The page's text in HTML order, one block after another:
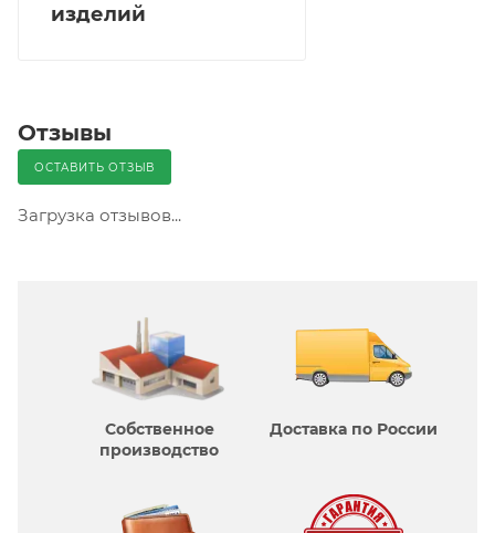
изделий
Отзывы
ОСТАВИТЬ ОТЗЫВ
Загрузка отзывов...
Собственное
производcтво
Доставка по России